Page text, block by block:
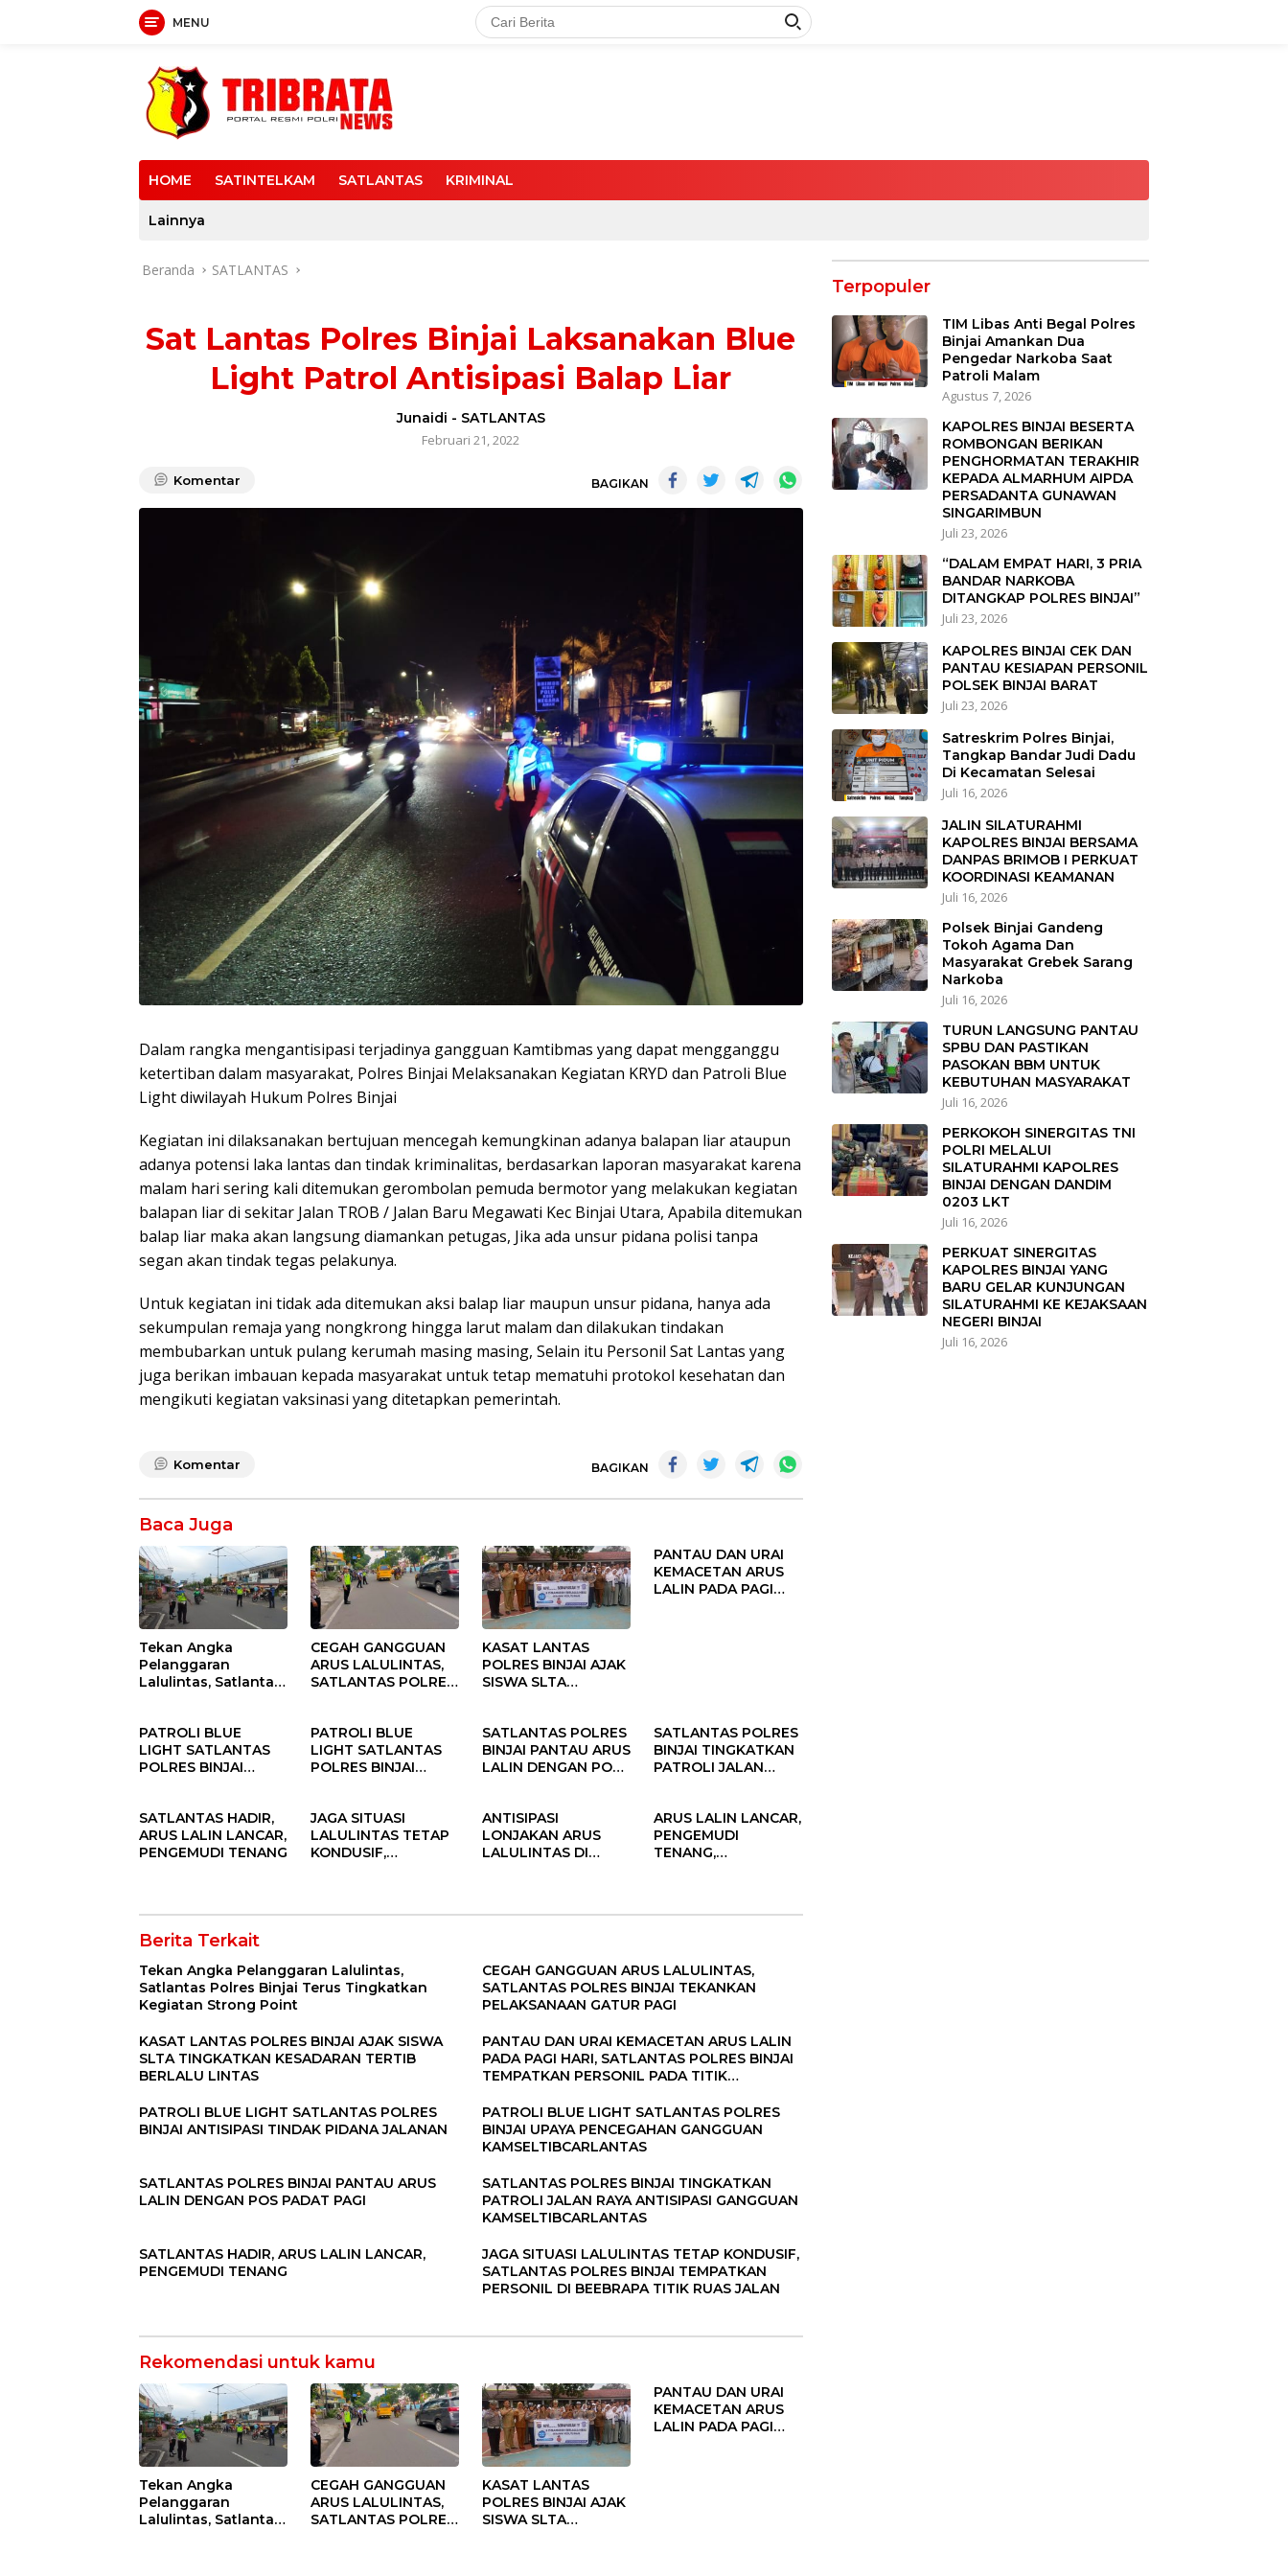
MENU
HOME SATINTELKAM SATLANTAS KRIMINAL
Lainnya
Beranda SATLANTAS
Sat Lantas Polres Binjai Laksanakan Blue
Light Patrol Antisipasi Balap Liar
Junaidi - SATLANTAS
Februari 21, 2022
Komentar BAGIKAN
Dalam rangka mengantisipasi terjadinya gangguan Kamtibmas yang dapat mengganggu
ketertiban dalam masyarakat, Polres Binjai Melaksanakan Kegiatan KRYD dan Patroli Blue
Light diwilayah Hukum Polres Binjai
Kegiatan ini dilaksanakan bertujuan mencegah kemungkinan adanya balapan liar ataupun
adanya potensi laka lantas dan tindak kriminalitas, berdasarkan laporan masyarakat karena
malam hari sering kali ditemukan gerombolan pemuda bermotor yang melakukan kegiatan
balapan liar di sekitar Jalan TROB / Jalan Baru Megawati Kec Binjai Utara, Apabila ditemukan
balap liar maka akan langsung diamankan petugas, Jika ada unsur pidana polisi tanpa
segan akan tindak tegas pelakunya.
Untuk kegiatan ini tidak ada ditemukan aksi balap liar maupun unsur pidana, hanya ada
sekumpulan remaja yang nongkrong hingga larut malam dan dilakukan tindakan
membubarkan untuk pulang kerumah masing masing, Selain itu Personil Sat Lantas yang
juga berikan imbauan kepada masyarakat untuk tetap mematuhi protokol kesehatan dan
mengikuti kegiatan vaksinasi yang ditetapkan pemerintah.
Komentar BAGIKAN
Baca Juga
Tekan Angka
Pelanggaran
Lalulintas, Satlantas
Kegiatan Strong
Point
CEGAH GANGGUAN
ARUS LALULINTAS,
SATLANTAS POLRES
GATUR PAGI
KASAT LANTAS
POLRES BINJAI AJAK
SISWA SLTA
BERLALU LINTAS
PANTAU DAN URAI
KEMACETAN ARUS
LALIN PADA PAGI
PATROLI BLUE
LIGHT SATLANTAS
POLRES BINJAI
PATROLI BLUE
LIGHT SATLANTAS
POLRES BINJAI
KAMSELTIBCARLANT
AS
SATLANTAS POLRES
BINJAI PANTAU ARUS
LALIN DENGAN POS
SATLANTAS POLRES
BINJAI TINGKATKAN
PATROLI JALAN
KAMSELTIBCARLANT
AS
SATLANTAS HADIR,
ARUS LALIN LANCAR,
PENGEMUDI TENANG
JAGA SITUASI
LALULINTAS TETAP
KONDUSIF,
ANTISIPASI
LONJAKAN ARUS
LALULINTAS DI
ARUS LALIN LANCAR,
PENGEMUDI
TENANG,
Berita Terkait
Tekan Angka Pelanggaran Lalulintas,
Satlantas Polres Binjai Terus Tingkatkan
Kegiatan Strong Point
CEGAH GANGGUAN ARUS LALULINTAS,
SATLANTAS POLRES BINJAI TEKANKAN
PELAKSANAAN GATUR PAGI
KASAT LANTAS POLRES BINJAI AJAK SISWA
SLTA TINGKATKAN KESADARAN TERTIB
BERLALU LINTAS
PANTAU DAN URAI KEMACETAN ARUS LALIN
PADA PAGI HARI, SATLANTAS POLRES BINJAI
TEMPATKAN PERSONIL PADA TITIK
PATROLI BLUE LIGHT SATLANTAS POLRES
BINJAI ANTISIPASI TINDAK PIDANA JALANAN
PATROLI BLUE LIGHT SATLANTAS POLRES
BINJAI UPAYA PENCEGAHAN GANGGUAN
KAMSELTIBCARLANTAS
SATLANTAS POLRES BINJAI PANTAU ARUS
LALIN DENGAN POS PADAT PAGI
SATLANTAS POLRES BINJAI TINGKATKAN
PATROLI JALAN RAYA ANTISIPASI GANGGUAN
KAMSELTIBCARLANTAS
SATLANTAS HADIR, ARUS LALIN LANCAR,
PENGEMUDI TENANG
JAGA SITUASI LALULINTAS TETAP KONDUSIF,
SATLANTAS POLRES BINJAI TEMPATKAN
PERSONIL DI BEEBRAPA TITIK RUAS JALAN
Rekomendasi untuk kamu
Tekan Angka
Pelanggaran
Lalulintas, Satlantas
CEGAH GANGGUAN
ARUS LALULINTAS,
SATLANTAS POLRES
KASAT LANTAS
POLRES BINJAI AJAK
SISWA SLTA
PANTAU DAN URAI
KEMACETAN ARUS
LALIN PADA PAGI
Terpopuler
TIM Libas Anti Begal Polres
Binjai Amankan Dua
Pengedar Narkoba Saat
Patroli Malam
Agustus 7, 2026
KAPOLRES BINJAI BESERTA
ROMBONGAN BERIKAN
PENGHORMATAN TERAKHIR
KEPADA ALMARHUM AIPDA
PERSADANTA GUNAWAN
SINGARIMBUN
Juli 23, 2026
“DALAM EMPAT HARI, 3 PRIA
BANDAR NARKOBA
DITANGKAP POLRES BINJAI”
Juli 23, 2026
KAPOLRES BINJAI CEK DAN
PANTAU KESIAPAN PERSONIL
POLSEK BINJAI BARAT
Juli 23, 2026
Satreskrim Polres Binjai,
Tangkap Bandar Judi Dadu
Di Kecamatan Selesai
Juli 16, 2026
JALIN SILATURAHMI
KAPOLRES BINJAI BERSAMA
DANPAS BRIMOB I PERKUAT
KOORDINASI KEAMANAN
Juli 16, 2026
Polsek Binjai Gandeng
Tokoh Agama Dan
Masyarakat Grebek Sarang
Narkoba
Juli 16, 2026
TURUN LANGSUNG PANTAU
SPBU DAN PASTIKAN
PASOKAN BBM UNTUK
KEBUTUHAN MASYARAKAT
Juli 16, 2026
PERKOKOH SINERGITAS TNI
POLRI MELALUI
SILATURAHMI KAPOLRES
BINJAI DENGAN DANDIM
0203 LKT
Juli 16, 2026
PERKUAT SINERGITAS
KAPOLRES BINJAI YANG
BARU GELAR KUNJUNGAN
SILATURAHMI KE KEJAKSAAN
NEGERI BINJAI
Juli 16, 2026